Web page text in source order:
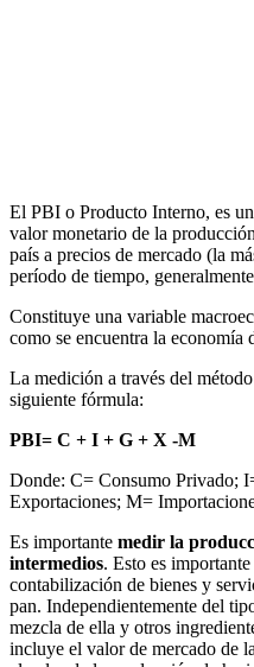
El PBI o Producto Interno, es
valor monetario de la
país a precios de mercado (la
período de tiempo,
Constituye una variable
como se encuentra la economía
La medición a través del
siguiente fórmula:
PBI= C + I + G + X -M
Donde: C= Consumo Privado;
Exportaciones; M=
Es importante medir la
intermedios. Esto es
contabilización de bienes y
pan. Independientemente del
mezcla de ella y otros
incluye el valor de mercado de